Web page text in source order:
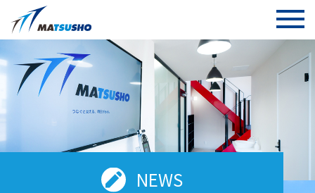
NEWS